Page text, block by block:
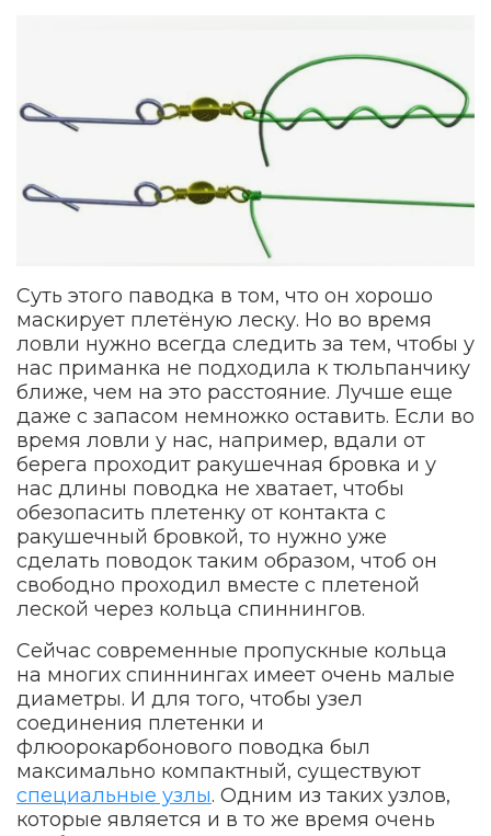
Суть этого паводка в том, что он хорошо
маскирует плетёную леску. Но во время
ловли нужно всегда следить за тем, чтобы у
нас приманка не подходила к тюльпанчику
ближе, чем на это расстояние. Лучше еще
даже с запасом немножко оставить. Если во
время ловли у нас, например, вдали от
берега проходит ракушечная бровка и у
нас длины поводка не хватает, чтобы
обезопасить плетенку от контакта с
ракушечный бровкой, то нужно уже
сделать поводок таким образом, чтоб он
свободно проходил вместе с плетеной
леской через кольца спиннингов.
Сейчас современные пропускные кольца
на многих спиннингах имеет очень малые
диаметры. И для того, чтобы узел
соединения плетенки и
флюорокарбонового поводка был
максимально компактный, существуют
специальные узлы. Одним из таких узлов,
которые является и в то же время очень